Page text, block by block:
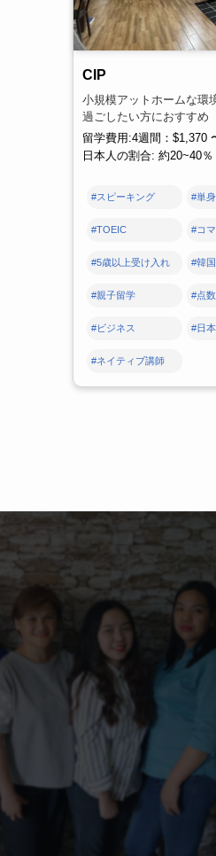
CIP
小規模アットホームな環
過ごしたい方におすすめ
留学費用:4週間：$1,370
日本人の割合: 約20~40％
#スピーキング #単
#TOEIC #コ
#5歳以上受け入れ #韓
#親子留学 #点
#ビジネス #日
#ネイティブ講師